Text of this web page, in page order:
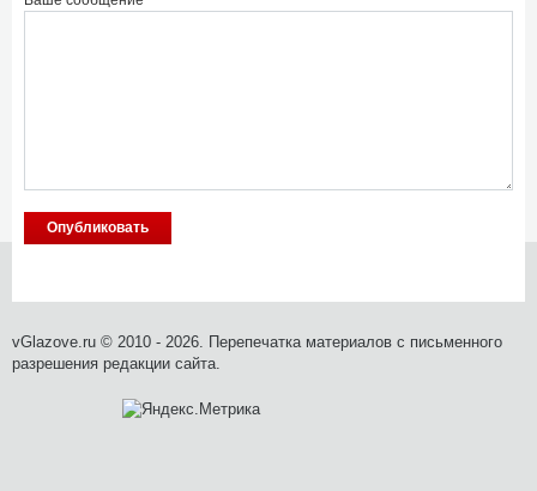
vGlazove.ru © 2010 - 2026. Перепечатка материалов с письменного
разрешения редакции сайта.